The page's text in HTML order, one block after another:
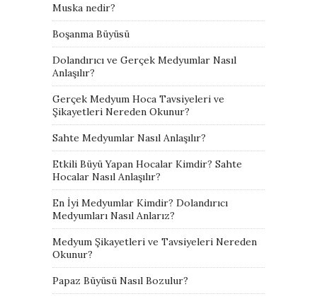
Muska nedir?
Boşanma Büyüsü
Dolandırıcı ve Gerçek Medyumlar Nasıl
Anlaşılır?
Gerçek Medyum Hoca Tavsiyeleri ve
Şikayetleri Nereden Okunur?
Sahte Medyumlar Nasıl Anlaşılır?
Etkili Büyü Yapan Hocalar Kimdir? Sahte
Hocalar Nasıl Anlaşılır?
En İyi Medyumlar Kimdir? Dolandırıcı
Medyumları Nasıl Anlarız?
Medyum Şikayetleri ve Tavsiyeleri Nereden
Okunur?
Papaz Büyüsü Nasıl Bozulur?